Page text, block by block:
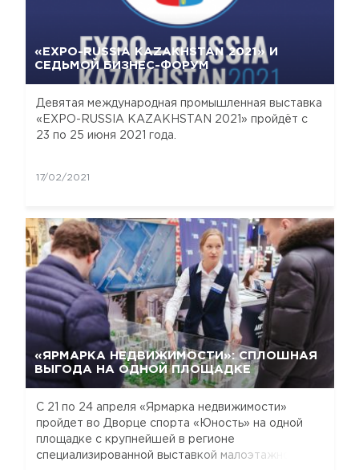
«EXPO-RUSSIA KAZAKHSTAN 2021» И
СЕДЬМОЙ БИЗНЕС-ФОРУМ
Девятая международная промышленная выставка
«EXPO-RUSSIA KAZAKHSTAN 2021» пройдёт с
23 по 25 июня 2021 года.
17/02/2021
«ЯРМАРКА НЕДВИЖИМОСТИ»: СПЛОШНАЯ
ВЫГОДА НА ОДНОЙ ПЛОЩАДКЕ
С 21 по 24 апреля «Ярмарка недвижимости»
пройдет во Дворце спорта «Юность» на одной
площадке с крупнейшей в регионе
специализированной выставкой малоэтажного